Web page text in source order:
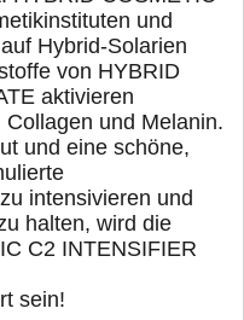
und
Hybrid-Solarien
von HYBRID
aktivieren
und Melanin.
und eine schöne,
intensivieren und
halten, wird die
C2 INTENSIFIER
sein!